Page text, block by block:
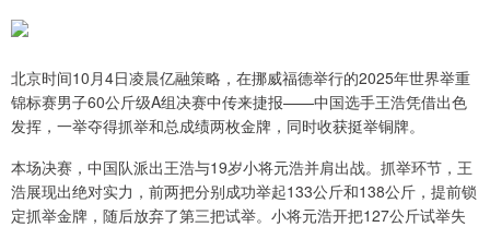
北京时间10月4日凌晨亿融策略，在挪威福德举行的2025年世界举重
锦标赛男子60公斤级A组决赛中传来捷报——中国选手王浩凭借出色
发挥，一举夺得抓举和总成绩两枚金牌，同时收获挺举铜牌。
本场决赛，中国队派出王浩与19岁小将元浩并肩出战。抓举环节，王
浩展现出绝对实力，前两把分别成功举起133公斤和138公斤，提前锁
定抓举金牌，随后放弃了第三把试举。小将元浩开把127公斤试举失